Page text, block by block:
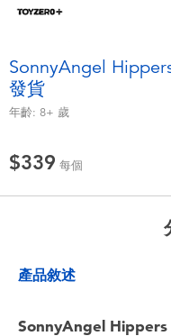
毛毛公仔玩具
SonnyAngel
發貨
年齡: 8+ 歲
$339 每個
產品敘述
SonnyAngel Hippers